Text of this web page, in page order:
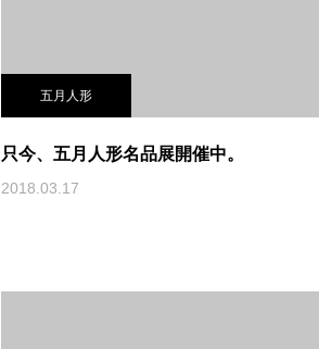
五月人形
只今、五月人形名品展開催中。
2018.03.17